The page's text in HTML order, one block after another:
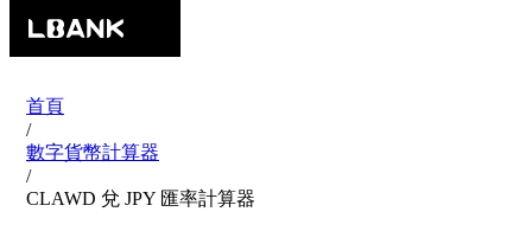
首頁
/
數字貨幣計算器
/
CLAWD 兌 JPY 匯率計算器